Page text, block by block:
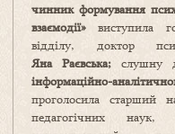
чинник формування
взаємодії» виступила
відділу, доктор
Яна Раєвська; слушну
інформаційно-
проголосила старший
педагогічних наук,